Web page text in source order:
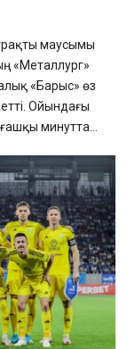
маусымы
«Металлург»
«Барыс» өз
Ойындағы
минутта...